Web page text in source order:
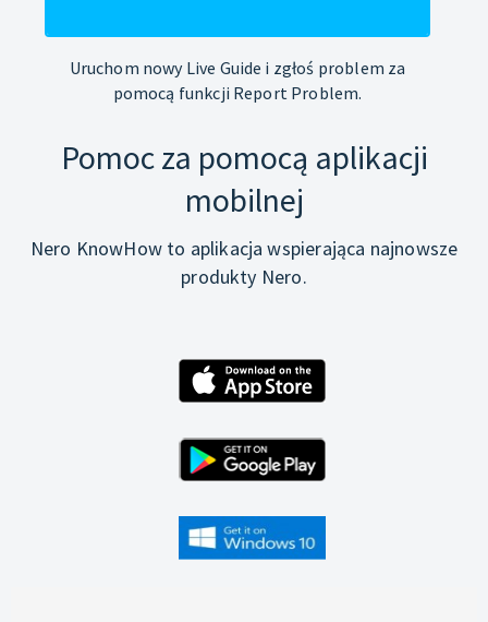
Uruchom nowy Live Guide i zgłoś problem za
pomocą funkcji Report Problem.
Pomoc za pomocą aplikacji
mobilnej
Nero KnowHow to aplikacja wspierająca najnowsze
produkty Nero.